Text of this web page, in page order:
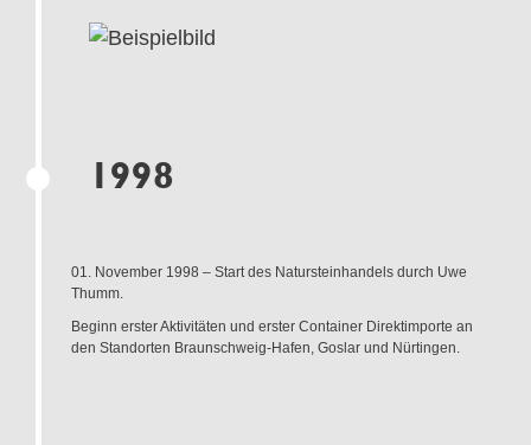
1998
01. November 1998 – Start des Natursteinhandels durch Uwe
Thumm.
Beginn erster Aktivitäten und erster Container Direktimporte an
den Standorten Braunschweig-Hafen, Goslar und Nürtingen.